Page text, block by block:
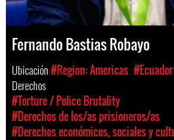
Fernando Bastias Robayo
Ubicación#Region: Americas #Ecuador
Derechos
#Torture / Police Brutality
#Derechos de los/as prisioneros/as
#Derechos económicos, sociales y